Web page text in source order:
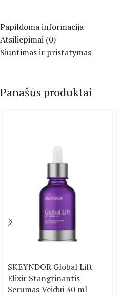
Papildoma informacija
Atsiliepimai (0)
Siuntimas ir pristatymas
Panašūs produktai
SKEYNDOR Global Lift
Elixir Stangrinantis
Serumas Veidui 30 ml